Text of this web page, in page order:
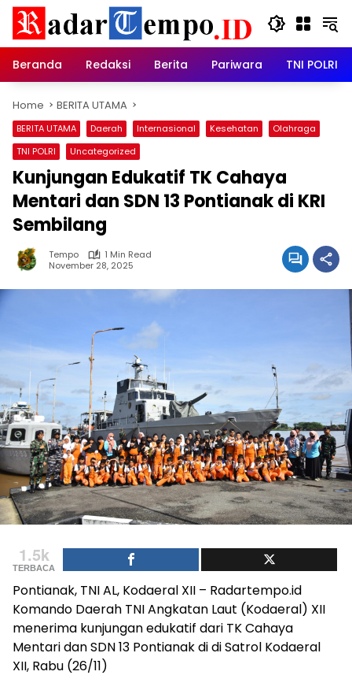
Skip
content
Beranda
Redaksi Berita Pariwara TNI POLRI
Home BERITA UTAMA
BERITA UTAMA Daerah Internasional Kesehatan
Olahraga
TNI POLRI
Uncategorized
Kunjungan Edukatif TK Cahaya
Mentari dan SDN 13 Pontianak di KRI
Sembilang
Tempo
1 Min Read
November 28, 2025
1.5k
TERBACA
Pontianak, TNI AL, Kodaeral XII – Radartempo.id
Komando Daerah TNI Angkatan Laut (Kodaeral) XII
menerima kunjungan edukatif dari TK Cahaya
Mentari dan SDN 13 Pontianak di di Satrol Kodaeral
XII, Rabu (26/11)